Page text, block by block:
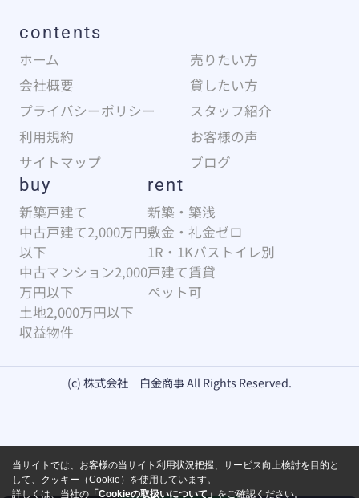
contents
ホーム
売りたい方
会社概要
貸したい方
プライバシーポリシー
スタッフ紹介
利用規約
お客様の声
サイトマップ
ブログ
buy
新築戸建て
中古戸建て2,000万円
以下
中古マンション2,000
万円以下
土地2,000万円以下
収益物件
rent
新築・築浅
敷金・礼金ゼロ
1R・1Kバストイレ別
戸建て賃貸
ペット可
(c) 株式会社 白金商事 All Rights Reserved.
当サイトでは、お客様の当サイト利用状況把握、サービス向上検討を目的と
して、クッキー（Cookie）を使用しています。
詳しくは、当社の 「Cookieの取扱いについて」 をご確認ください。